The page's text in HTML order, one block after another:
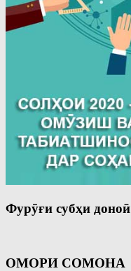
Фурӯғи субҳи доноӣ
ОМОРИ СОМОНА